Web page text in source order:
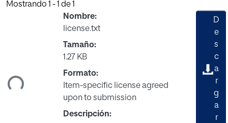
Mostrando 1 - 1 de 1
Nombre:
license.txt
Tamaño:
1.27 KB
Formato:
Item-specific license agreed
upon to submission
Descripción:
D
e
s
c
a
r
g
a
r